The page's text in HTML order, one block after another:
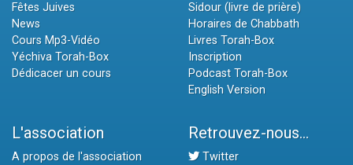
Fêtes Juives
News
Cours Mp3-Vidéo
Yéchiva Torah-Box
Dédicacer un cours
Sidour (livre de prière)
Horaires de Chabbath
Livres Torah-Box
Inscription
Podcast Torah-Box
English Version
L'association
A propos de l'association
Retrouvez-nous...
Twitter